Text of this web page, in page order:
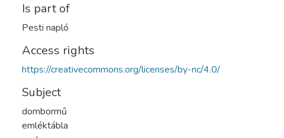
Is part of
Pesti napló
Access rights
https://creativecommons.org/licenses/by-nc/4.0/
Subject
dombormű
emléktábla